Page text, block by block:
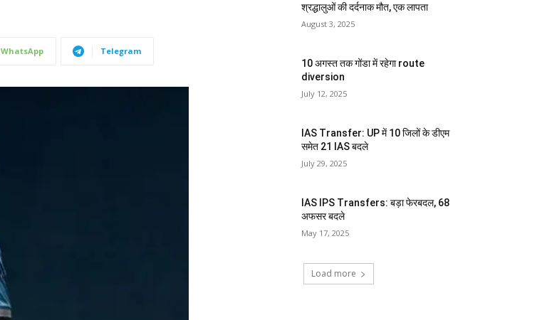
WhatsApp Telegram
श्रद्धालुओं की दर्दनाक मौत, एक लापता
August 3, 2025
10 अगस्त तक गोंडा में रहेगा route
diversion
July 12, 2025
IAS Transfer: UP में 10 जिलों के डीएम
समेत 21 IAS बदले
July 29, 2025
IAS IPS Transfers: बड़ा फेरबदल, 68
अफसर बदले
May 17, 2025
Load more